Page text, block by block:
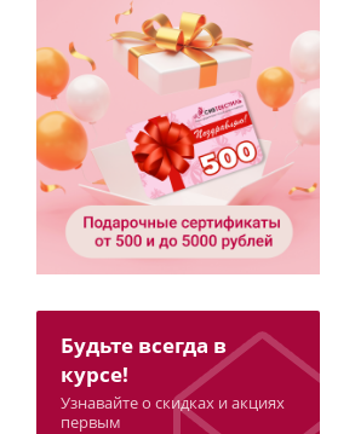
Будьте всегда в
курсе!
Узнавайте о скидках и акциях
первым